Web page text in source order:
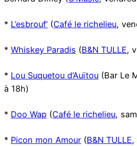
* L’esbrouf’ (Café le richelieu,
* Whiskey Paradis (B&N TULLE,
* Lou Suquetou d’Auïtou (Bar Le
à 18h)
* Doo Wap (Café le richelieu,
* Picon mon Amour (B&N TULLE,